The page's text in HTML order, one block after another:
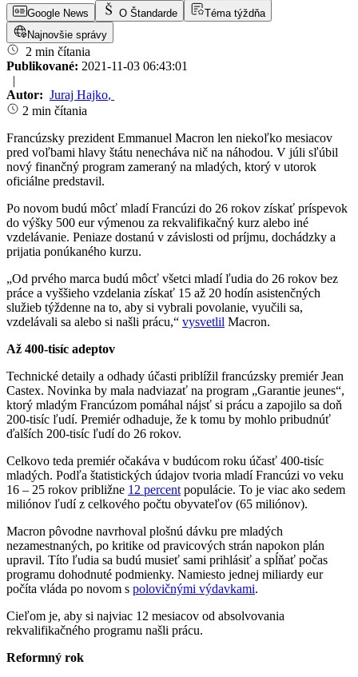
Google News O Štandarde
Téma týždňa
Najnovšie správy
2 min čítania
Publikované: 2021-11-03 06:43:01
|
Autor: Juraj Hajko,
2 min čítania
Francúzsky prezident Emmanuel Macron len niekoľko mesiacov
pred voľbami hlavy štátu nenecháva nič na náhodou. V júli sľúbil
nový finančný program zameraný na mladých, ktorý v utorok
oficiálne predstavil.
Po novom budú môcť mladí Francúzi do 26 rokov získať príspevok
do výšky 500 eur výmenou za rekvalifikačný kurz alebo iné
vzdelávanie. Peniaze dostanú v závislosti od príjmu, dochádzky a
prijatia ponúkaného kurzu.
„Od prvého marca budú môcť všetci mladí ľudia do 26 rokov bez
práce a vyššieho vzdelania získať 15 až 20 hodín asistenčných
služieb týždenne na to, aby si vybrali povolanie, vyučili sa,
vzdelávali sa alebo si našli prácu,“ vysvetlil Macron.
Až 400-tisíc adeptov
Technické detaily a odhady účasti priblížil francúzsky premiér Jean
Castex. Novinka by mala nadviazať na program „Garantie jeunes“,
ktorý mladým Francúzom pomáhal nájsť si prácu a zapojilo sa doň
200-tisíc ľudí. Premiér odhaduje, že k tomu by mohlo pribudnúť
ďalších 200-tisíc ľudí do 26 rokov.
Celkovo teda premiér očakáva v budúcom roku účasť 400-tisíc
mladých. Podľa štatistických údajov tvoria mladí Francúzi vo veku
16 – 25 rokov približne 12 percent populácie. To je viac ako sedem
miliónov ľudí z celkového počtu obyvateľov (65 miliónov).
Macron pôvodne navrhoval plošnú dávku pre mladých
nezamestnaných, po kritike od pravicových strán napokon plán
upravil. Títo ľudia sa budú musieť sami prihlásiť a spĺňať počas
programu dohodnuté podmienky. Namiesto jednej miliardy eur
počíta vláda po novom s polovičnými výdavkami.
Cieľom je, aby si najviac 12 mesiacov od absolvovania
rekvalifikačného programu našli prácu.
Reformný rok